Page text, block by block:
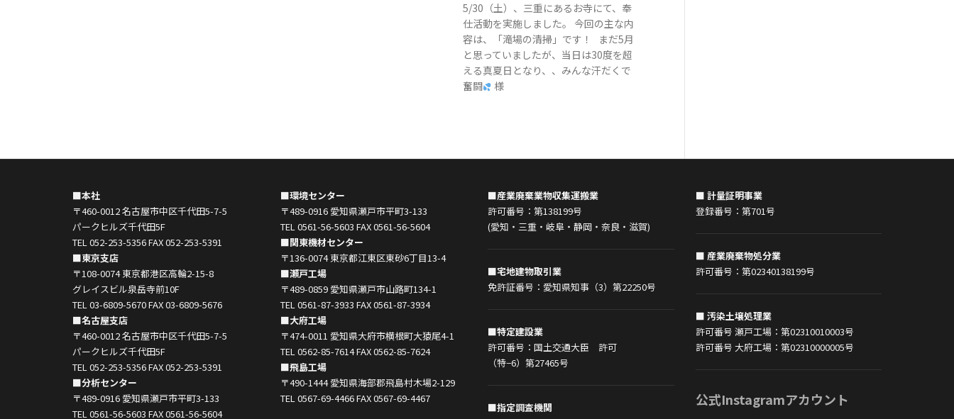
5/30（土）、三重にあるお寺にて、奉
仕活動を実施しました。 今回の主な内
容は、「滝場の清掃」です！ まだ5月
と思っていましたが、当日は30度を超
える真夏日となり、、みんな汗だくで
奮闘
様
■本社
〒460-0012 名古屋市中区千代田5-7-5
パークヒルズ千代田5F
TEL 052-253-5356 FAX 052-253-5391
■東京支店
〒108-0074 東京都港区高輪2-15-8
グレイスビル泉岳寺前10F
TEL 03-6809-5670 FAX 03-6809-5676
■名古屋支店
〒460-0012 名古屋市中区千代田5-7-5
パークヒルズ千代田5F
TEL 052-253-5356 FAX 052-253-5391
■分析センター
〒489-0916 愛知県瀬戸市平町3-133
TEL 0561-56-5603 FAX 0561-56-5604
■環境センター
〒489-0916 愛知県瀬戸市平町3-133
TEL 0561-56-5603 FAX 0561-56-5604
■関東機材センター
〒136-0074 東京都江東区東砂6丁目13-4
■瀬戸工場
〒489-0859 愛知県瀬戸市山路町134-1
TEL 0561-87-3933 FAX 0561-87-3934
■大府工場
〒474-0011 愛知県大府市横根町大猿尾4-1
TEL 0562-85-7614 FAX 0562-85-7624
■飛島工場
〒490-1444 愛知県海部郡飛島村木場2-129
TEL 0567-69-4466 FAX 0567-69-4467
■産業廃棄業物収集運搬業
許可番号：第138199号
(愛知・三重・岐阜・静岡・奈良・滋賀)
■宅地建物取引業
免許証番号：愛知県知事（3）第22250号
■特定建設業
許可番号：国土交通大臣 許可
（特−6）第27465号
■指定調査機関
■ 計量証明事業
登録番号：第701号
■ 産業廃棄物処分業
許可番号：第02340138199号
■ 汚染土壌処理業
許可番号 瀬戸工場：第02310010003号
許可番号 大府工場：第02310000005号
公式Instagramアカウント